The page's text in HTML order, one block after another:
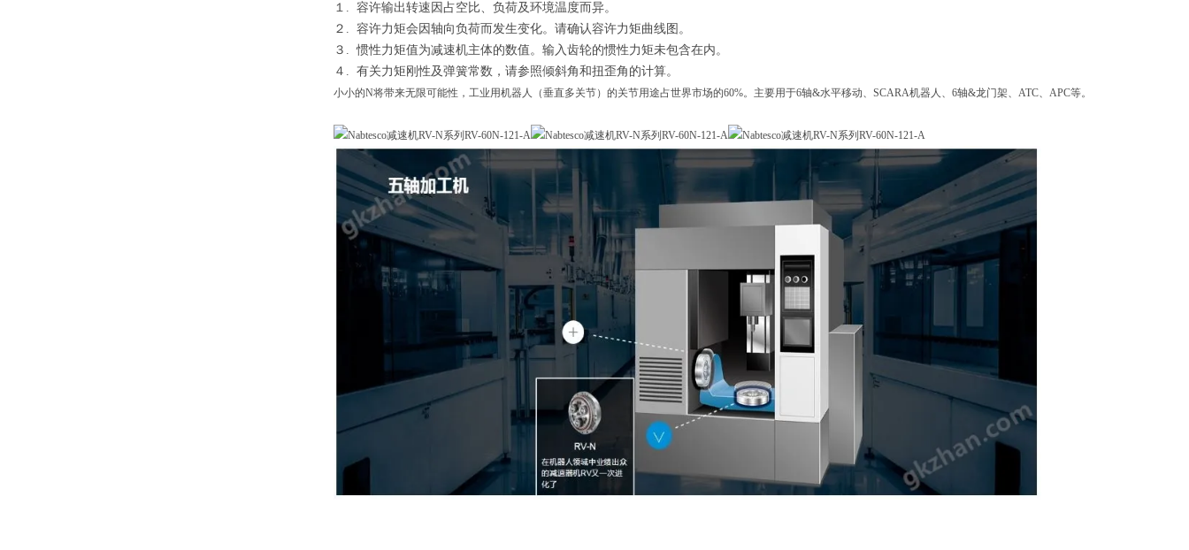
１. 容许输出转速因占空比、负荷及环境温度而异。
２. 容许力矩会因轴向负荷而发生变化。请确认容许力矩曲线图。
３. 惯性力矩值为减速机主体的数值。输入齿轮的惯性力矩未包含在内。
４. 有关力矩刚性及弹簧常数，请参照倾斜角和扭歪角的计算。
小小的N将带来无限可能性，工业用机器人（垂直多关节）的关节用途占世界市场的60%。主要用于6轴&水平移动、SCARA机器人、6轴&龙门架、ATC、APC等。